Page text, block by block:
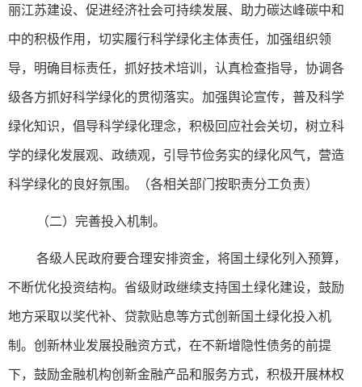
丽江苏建设、促进经济社会可持续发展、助力碳达峰碳中和
中的积极作用，切实履行科学绿化主体责任，加强组织领
导，明确目标责任，抓好技术培训，认真检查指导，协调各
级各方抓好科学绿化的贯彻落实。加强舆论宣传，普及科学
绿化知识，倡导科学绿化理念，积极回应社会关切，树立科
学的绿化发展观、政绩观，引导节俭务实的绿化风气，营造
科学绿化的良好氛围。（各相关部门按职责分工负责）
（二）完善投入机制。
各级人民政府要合理安排资金，将国土绿化列入预算，
不断优化投资结构。省级财政继续支持国土绿化建设，鼓励
地方采取以奖代补、贷款贴息等方式创新国土绿化投入机
制。创新林业发展投融资方式，在不新增隐性债务的前提
下，鼓励金融机构创新金融产品和服务方式，积极开展林权